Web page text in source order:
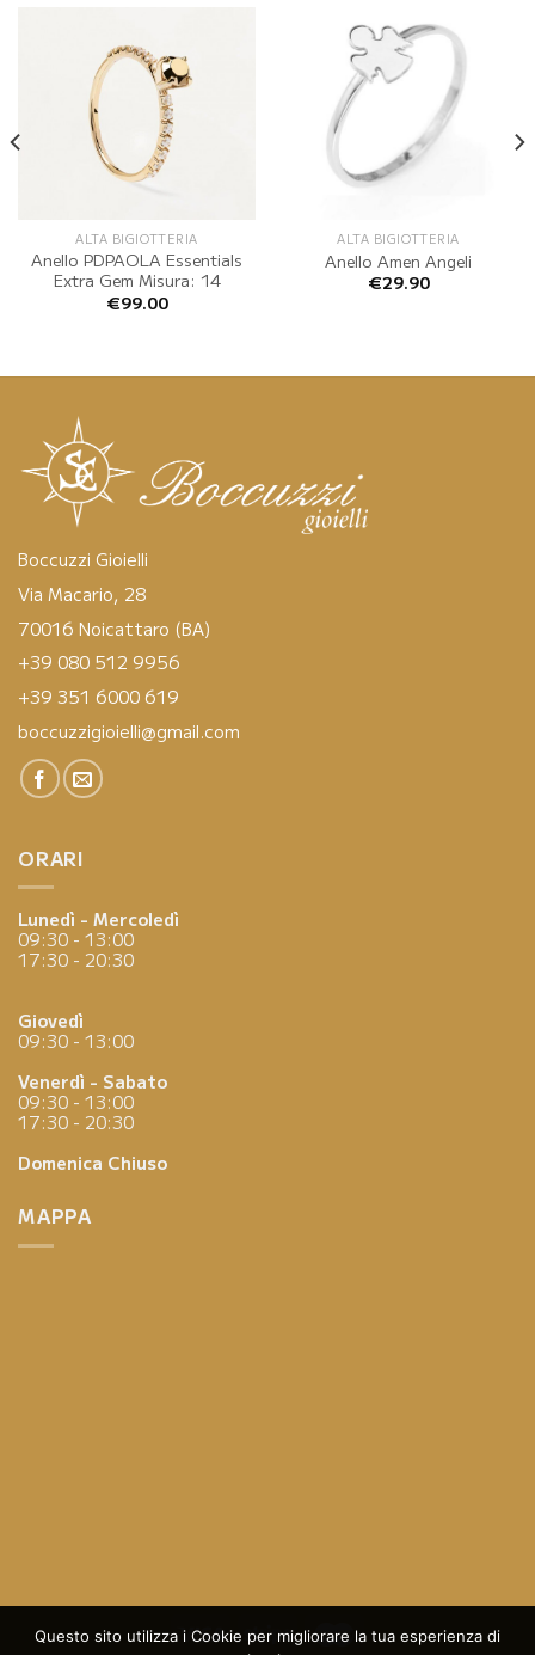
ALTA BIGIOTTERIA
Anello PDPAOLA Essentials
Extra Gem Misura: 14
€99.00
ALTA BIGIOTTERIA
Anello Amen Angeli
€29.90
Boccuzzi Gioielli
Via Macario, 28
70016 Noicattaro (BA)
+39 080 512 9956
+39 351 6000 619
boccuzzigioielli@gmail.com
ORARI
Lunedì - Mercoledì
09:30 - 13:00
17:30 - 20:30
Giovedì
09:30 - 13:00
Venerdì - Sabato
09:30 - 13:00
17:30 - 20:30
Domenica Chiuso
MAPPA
Questo sito utilizza i Cookie per migliorare la tua esperienza di